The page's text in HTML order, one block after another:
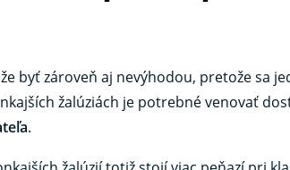
byť zároveň aj nevýhodou, pretože sa
žalúziách je potrebné venovať
žalúzií totiž stojí viac peňazí pri